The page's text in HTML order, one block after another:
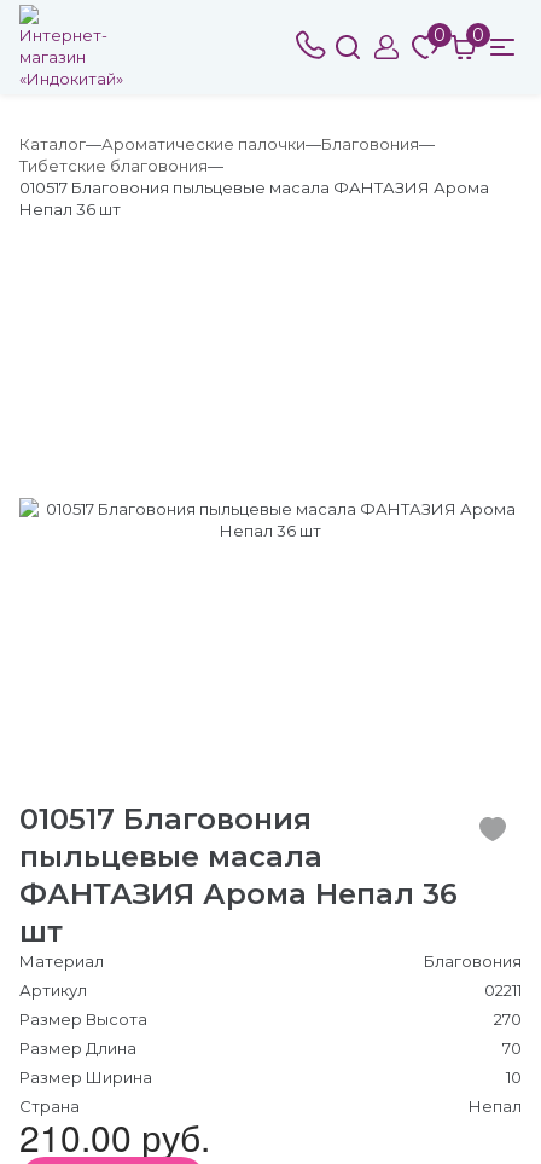
0 0
Каталог Ароматические палочки
Благовония
Тибетские благовония
010517 Благовония пыльцевые масала ФАНТАЗИЯ Арома
Непал 36 шт
010517 Благовония
пыльцевые масала
ФАНТАЗИЯ Арома Непал 36
шт
Материал
Благовония
Артикул
02211
Размер Высота
270
Размер Длина
70
Размер Ширина
10
Страна
Непал
210.00 руб.